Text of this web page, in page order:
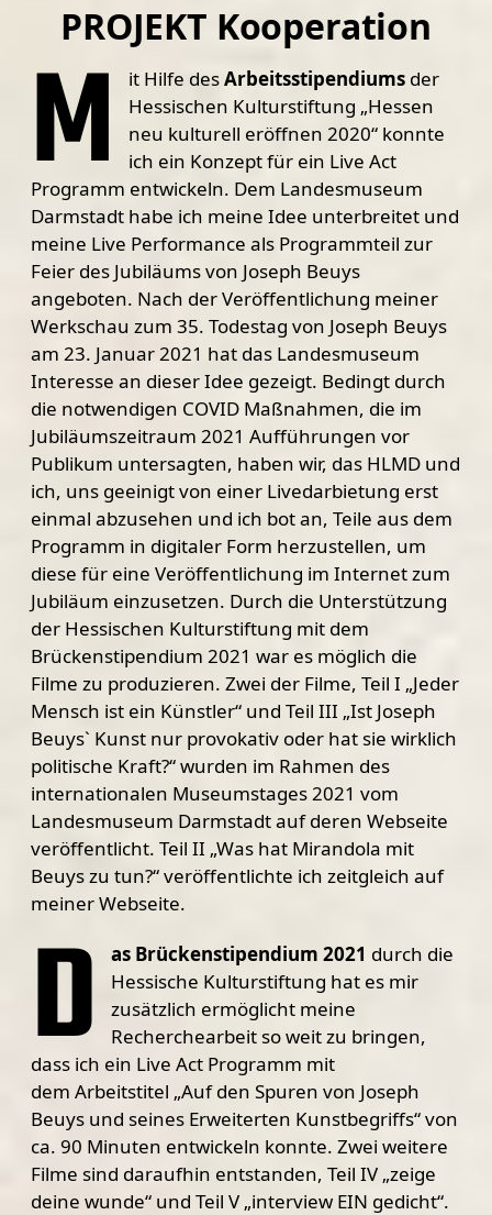
PROJEKT Kooperation
M it Hilfe desArbeitsstipendiums der
Hessischen Kulturstiftung „Hessen
neu kulturell eröffnen 2020“ konnte
ich ein Konzept für ein Live Act
Programm entwickeln. Dem Landesmuseum
Darmstadt habe ich meine Idee unterbreitet und
meine Live Performance als Programmteil zur
Feier des Jubiläums von Joseph Beuys
angeboten. Nach der Veröffentlichung meiner
Werkschau zum 35. Todestag von Joseph Beuys
am 23. Januar 2021 hat das Landesmuseum
Interesse an dieser Idee gezeigt. Bedingt durch
die notwendigen COVID Maßnahmen, die im
Jubiläumszeitraum 2021 Aufführungen vor
Publikum untersagten, haben wir, das HLMD und
ich, uns geeinigt von einer Livedarbietung erst
einmal abzusehen und ich bot an, Teile aus dem
Programm in digitaler Form herzustellen, um
diese für eine Veröffentlichung im Internet zum
Jubiläum einzusetzen. Durch die Unterstützung
der Hessischen Kulturstiftung mit dem
Brückenstipendium 2021 war es möglich die
Filme zu produzieren. Zwei der Filme, Teil I „Jeder
Mensch ist ein Künstler“ und Teil III „Ist Joseph
Beuys` Kunst nur provokativ oder hat sie wirklich
politische Kraft?“ wurden im Rahmen des
internationalen Museumstages 2021 vom
Landesmuseum Darmstadt auf deren Webseite
veröffentlicht. Teil II „Was hat Mirandola mit
Beuys zu tun?“ veröffentlichte ich zeitgleich auf
meiner Webseite.
D as Brückenstipendium 2021 durch die
Hessische Kulturstiftung hat es mir
zusätzlich ermöglicht meine
Recherchearbeit so weit zu bringen,
dass ich ein Live Act Programm mit
dem Arbeitstitel „Auf den Spuren von Joseph
Beuys und seines Erweiterten Kunstbegriffs“ von
ca. 90 Minuten entwickeln konnte. Zwei weitere
Filme sind daraufhin entstanden, Teil IV „zeige
deine wunde“ und Teil V „interview EIN gedicht“.